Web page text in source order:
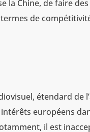
la Chine, de faire
de
étendard de
européens
il est